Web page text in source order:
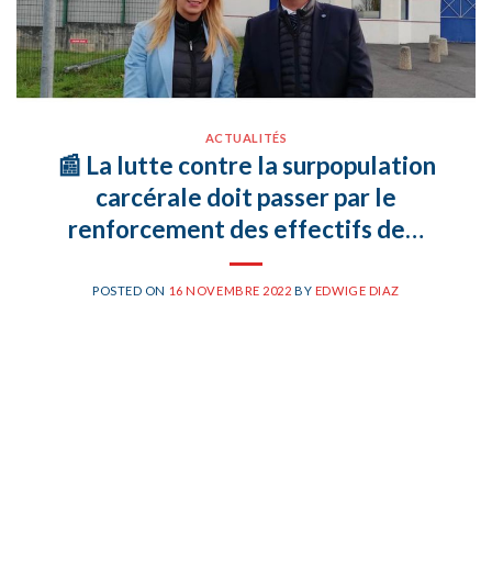
ACTUALITÉS
📰 La lutte contre la surpopulation
carcérale doit passer par le
renforcement des effectifs de…
POSTED ON 16 NOVEMBRE 2022 BY EDWIGE DIAZ